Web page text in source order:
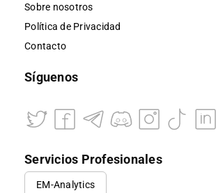
Sobre nosotros
Política de Privacidad
Contacto
Síguenos
Servicios Profesionales
EM-Analytics